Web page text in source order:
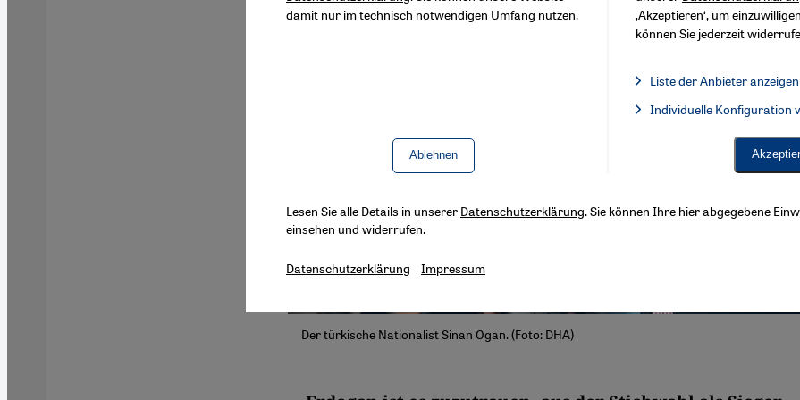
Der türkische Nationalist Sinan Ogan. (Foto: DHA)
damit nur im technisch notwendigen Umfang nutzen.
Ablehnen
‚Akzeptieren‘, um
können Sie jederzeit
Liste der Anbieter anzeigen
Facebook Embed /
Individuelle Konfiguration
Lesen Sie alle Details in unserer Datenschutzerklärung. Sie können Ihre hier abgegebene
einsehen und widerrufen.
Datenschutzerklärung Impressum